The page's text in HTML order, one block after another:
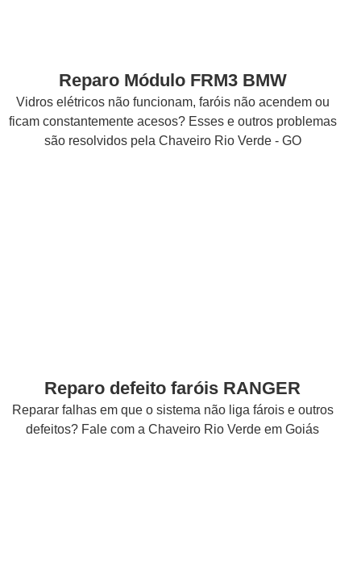
Reparo Módulo FRM3 BMW
Vidros elétricos não funcionam, faróis não acendem ou
ficam constantemente acesos? Esses e outros problemas
são resolvidos pela Chaveiro Rio Verde - GO
Reparo defeito faróis RANGER
Reparar falhas em que o sistema não liga fárois e outros
defeitos? Fale com a Chaveiro Rio Verde em Goiás